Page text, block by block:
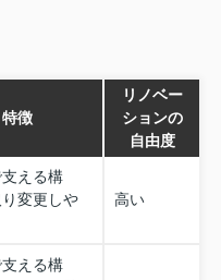
特徴
リノベー
ションの
自由度
える構
変更しや
高い
える構